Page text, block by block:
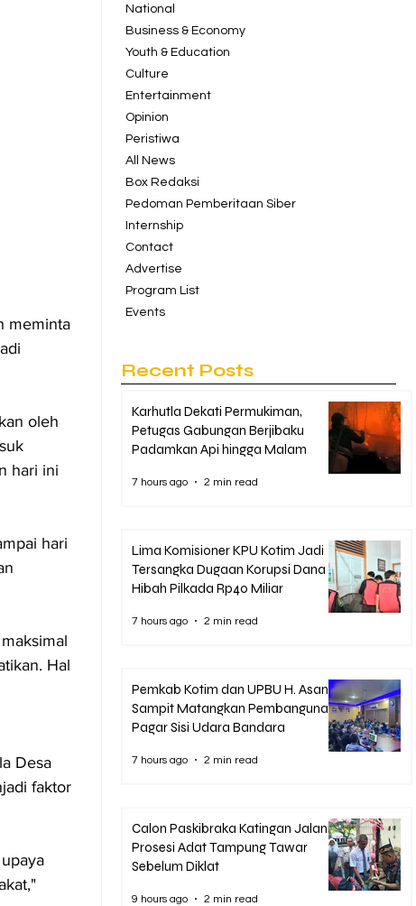
meminta
oleh
hari ini
hari
Hal
Desa
faktor
National
Business & Economy
Youth & Education
Culture
Entertainment
Opinion
Peristiwa
All News
Box Redaksi
Pedoman Pemberitaan Siber
Internship
Contact
Advertise
Program List
Events
Recent Posts
Karhutla Dekati Permukiman,
Petugas Gabungan Berjibaku
Padamkan Api hingga Malam
7 hours ago 2 min read
Lima Komisioner KPU Kotim Jadi
Tersangka Dugaan Korupsi Dana
Hibah Pilkada Rp40 Miliar
7 hours ago 2 min read
Pemkab Kotim dan UPBU H. Asan
Sampit Matangkan Pembangunan
Pagar Sisi Udara Bandara
7 hours ago 2 min read
Calon Paskibraka Katingan Jalani
Prosesi Adat Tampung Tawar
Sebelum Diklat
9 hours ago 2 min read